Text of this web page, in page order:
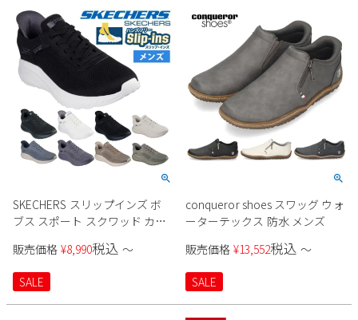
2
4 7
8
10 11 13 14
15
16
18 21
22
23
24 27
29
30
31
2026 年9月
1
3 4
5
6
7 8 10 11
12
13
14 15 17 18
19
20
24
27
SKECHERS スリップインズ ボ
ブス スポート スクワッド カオ
メンズ
販売価格 ¥8,990税込 〜
SALE
conqueror shoes スワッグ ウォ
ーターテックス 防水 メンズ
販売価格 ¥13,552税込 〜
SALE